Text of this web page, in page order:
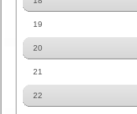
19
20
21
22